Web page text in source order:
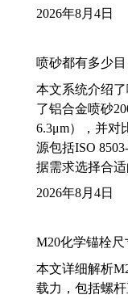
2026年8月4日
喷砂都有多少目
本文系统介绍
了铝合金喷砂
6.3μm），并对
源包括ISO
据需求选择合适
2026年8月4日
M20化学锚栓
本文详细解析
载力，包括螺